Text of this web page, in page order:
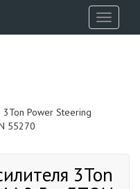
Toggle
3Ton